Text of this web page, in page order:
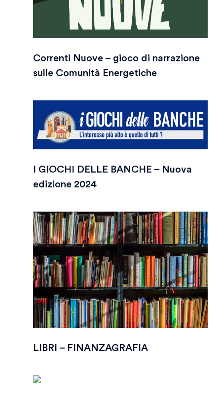
Correnti Nuove – gioco di narrazione
sulle Comunità Energetiche
I GIOCHI DELLE BANCHE – Nuova
edizione 2024
LIBRI – FINANZAGRAFIA